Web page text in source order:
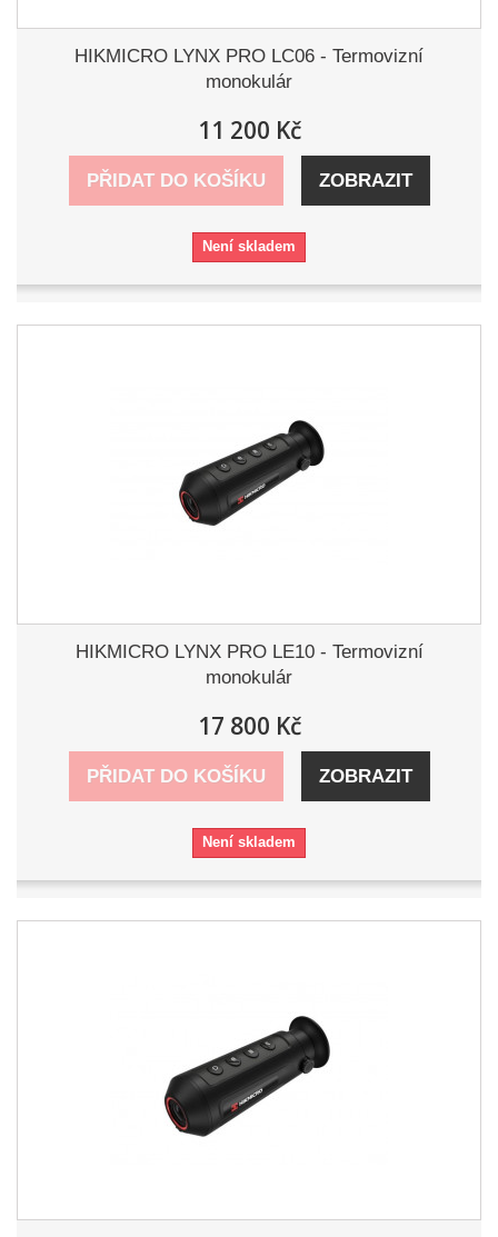
HIKMICRO LYNX PRO LC06 - Termovizní
monokulár
11 200 Kč
PŘIDAT DO KOŠÍKU ZOBRAZIT
Není skladem
HIKMICRO LYNX PRO LE10 - Termovizní
monokulár
17 800 Kč
PŘIDAT DO KOŠÍKU ZOBRAZIT
Není skladem